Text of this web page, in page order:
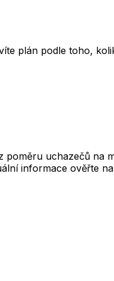
plán podle toho,
uchazečů na
informace ověřte